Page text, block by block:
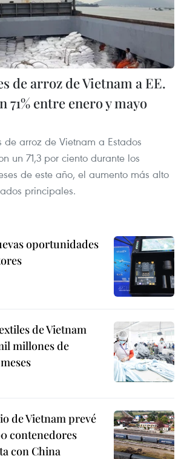
de arroz de Vietnam a EE.
71% entre enero y mayo
de arroz de Vietnam a Estados
un 71,3 por ciento durante los
de este año, el aumento más alto
principales.
oportunidades
de Vietnam
millones de
de Vietnam prevé
contenedores
con China